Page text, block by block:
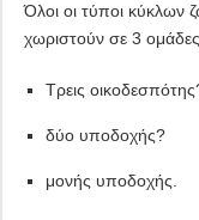
Όλοι οι τύποι
χωριστούν σε 3
Τρεις
δύο υποδοχής?
μονής υποδοχής.